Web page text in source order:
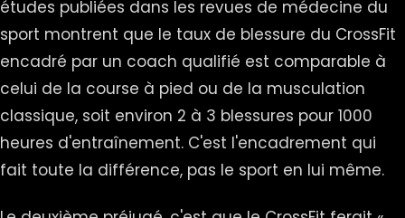
études publiées dans les revues de médecine du
sport montrent que le taux de blessure du CrossFit
encadré par un coach qualifié est comparable à
celui de la course à pied ou de la musculation
classique, soit environ 2 à 3 blessures pour 1000
heures d'entraînement. C'est l'encadrement qui
fait toute la différence, pas le sport en lui même.